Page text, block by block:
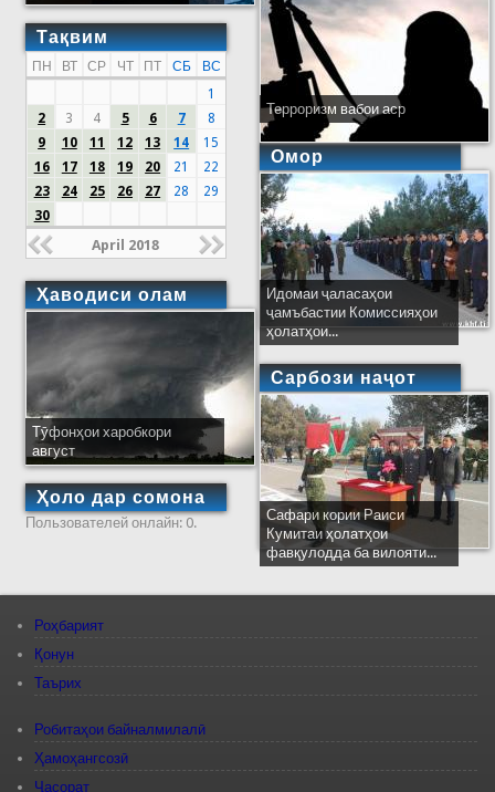
Тақвим
ПН ВТ СР ЧТ ПТ СБ
ВС
1
2
3 4 5 6 7
8
9
10 11 12 13 14
15
16
17 18 19 20 21
22
23
24 25 26 27 28
29
30
April 2018
Ҳаводиси олам
Тӯфонҳои харобкори
август
Ҳоло дар сомона
Пользователей онлайн: 0.
Терроризм вабои аср
Омор
Идомаи ҷаласаҳои
ҷамъбастии Комиссияҳои
ҳолатҳои...
Сарбози наҷот
Сафари кории Раиси
Кумитаи ҳолатҳои
фавқулодда ба вилояти...
Роҳбарият
Қонун
Таърих
Робитаҳои байналмилалӣ
Ҳамоҳангсозӣ
Ҷасорат